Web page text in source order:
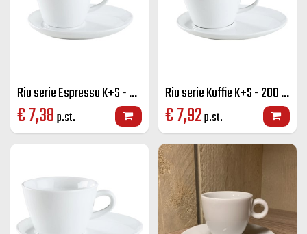
Rio serie Espresso K+S - 70 cc.
€7,38p.st.
Rio serie Koffie K+S - 200 cc.
€7,92p.st.